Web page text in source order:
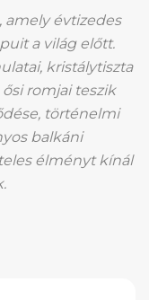
amely évtizedes
a világ előtt.
kristálytiszta
romjai teszik
történelmi
balkáni
élményt kínál